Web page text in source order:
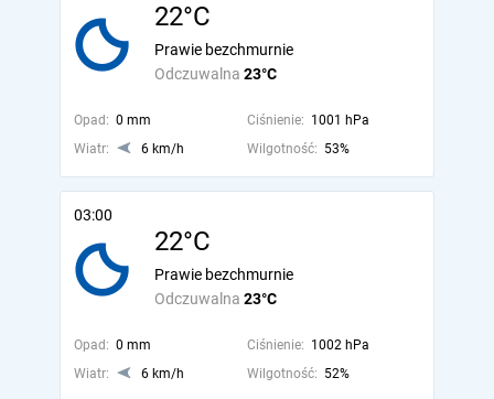
22°C
Odczuwalna 23°C
Prawie bezchmurnie
Opad: 0 mm Ciśnienie: 1001 hPa
Wiatr:
6 km/h Wilgotność: 53%
03:00
22°C
Odczuwalna 23°C
Prawie bezchmurnie
Opad: 0 mm Ciśnienie: 1002 hPa
Wiatr:
6 km/h Wilgotność: 52%